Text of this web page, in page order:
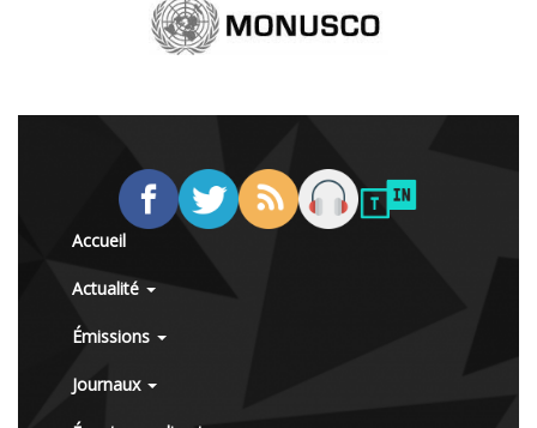
Accueil
Actualité
Émissions
Journaux